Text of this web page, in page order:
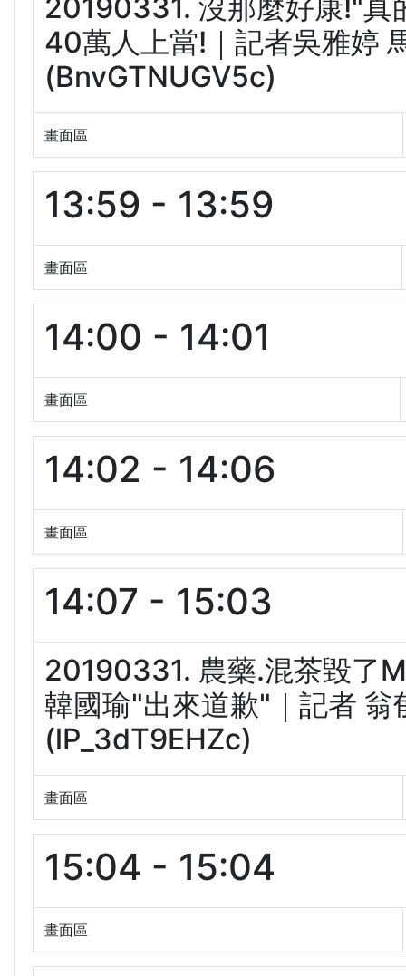
20190331. 沒那麼好康!"真
40萬人上當!｜記者吳雅婷
(BnvGTNUGV5c)
畫面區
13:59 - 13:59
畫面區
14:00 - 14:01
畫面區
14:02 - 14:06
畫面區
14:07 - 15:03
20190331. 農藥.混茶毀了
韓國瑜"出來道歉"｜記者 翁
(lP_3dT9EHZc)
畫面區
15:04 - 15:04
畫面區